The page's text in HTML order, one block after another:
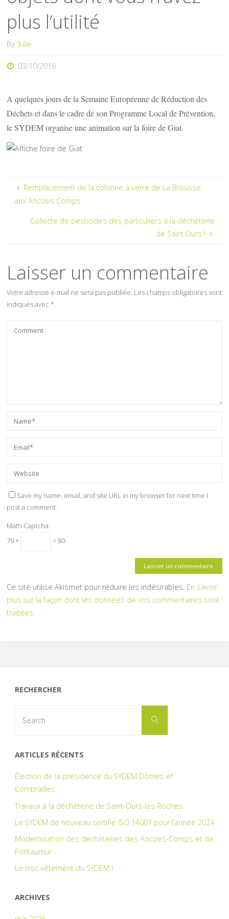
plus l’utilité
By Julie
03/10/2016
A quelques jours de la Semaine Européenne de Réduction des
Déchets et dans le cadre de son Programme Local de Prévention,
le SYDEM organise une animation sur la foire de Giat.
Remplacement de la colonne à verre de La Brousse
aux Ancizes Comps
Collecte de pesticides des particuliers à la déchèterie
de Saint Ours !
Laisser un commentaire
Votre adresse e-mail ne sera pas publiée. Les champs obligatoires sont
indiqués avec*
Save my name, email, and site URL in my browser for next time I
post a comment.
Math Captcha
79 +
= 80
Ce site utilise Akismet pour réduire les indésirables. En savoir
plus sur la façon dont les données de vos commentaires sont
traitées.
RECHERCHER
Search
ARTICLES RÉCENTS
Élection de la présidence du SYDEM Dômes et
Combrailles
Travaux à la déchèterie de Saint-Ours-les-Roches
Le SYDEM de nouveau certifié ISO 14001 pour l’année 2024
Modernisation des déchèteries des Ancizes-Comps et de
Pontaumur
Le troc vêtement du SYDEM !
ARCHIVES